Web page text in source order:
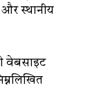
स्थानीय
वेबसाइट